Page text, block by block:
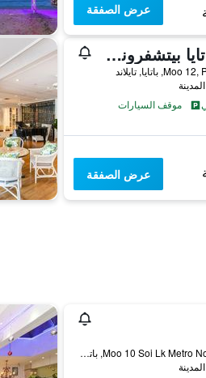
عرض الصفقة
ذا هيريتيدج باتايا بيتشفرونت ريزورت
موقف السيارات
عرض الصفقة
33/127-128 Moo 10 Soi Lk Metro Nongprue, باتايا, تايلاند